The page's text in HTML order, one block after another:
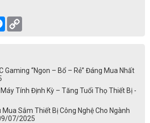
Messenger
Gaming “Ngon – Bổ – Rẻ” Đáng Mua Nhất
Tính Định Kỳ – Tăng Tuổi Thọ Thiết Bị -
Mua Sắm Thiết Bị Công Nghệ Cho Ngành
07/2025